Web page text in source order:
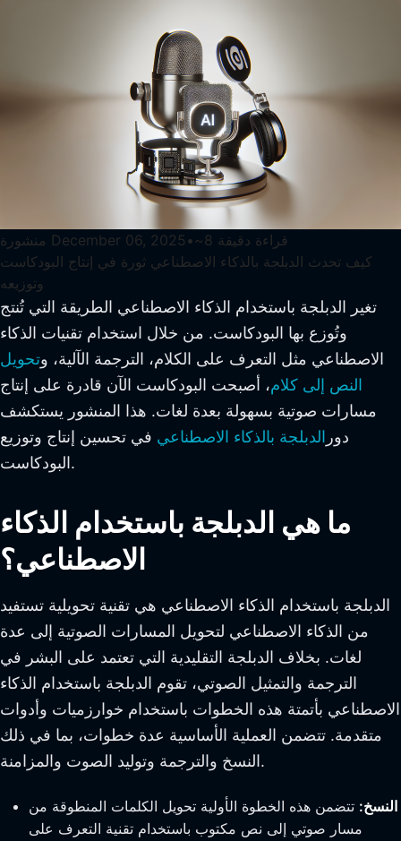
منشورة December 06, 2025 • ~8 قراءة دقيقة
كيف تحدث الدبلجة بالذكاء الاصطناعي ثورة في إنتاج البودكاست
وتوزيعه
تغير الدبلجة باستخدام الذكاء الاصطناعي الطريقة التي تُنتج
وتُوزع بها البودكاست. من خلال استخدام تقنيات الذكاء
الاصطناعي مثل التعرف على الكلام، الترجمة الآلية، وتحويل
النص إلى كلام، أصبحت البودكاست الآن قادرة على إنتاج
مسارات صوتية بسهولة بعدة لغات. هذا المنشور يستكشف
دور الدبلجة بالذكاء الاصطناعي في تحسين إنتاج وتوزيع
البودكاست.
ما هي الدبلجة باستخدام الذكاء
الاصطناعي؟
الدبلجة باستخدام الذكاء الاصطناعي هي تقنية تحويلية تستفيد
من الذكاء الاصطناعي لتحويل المسارات الصوتية إلى عدة
لغات. بخلاف الدبلجة التقليدية التي تعتمد على البشر في
الترجمة والتمثيل الصوتي، تقوم الدبلجة باستخدام الذكاء
الاصطناعي بأتمتة هذه الخطوات باستخدام خوارزميات وأدوات
متقدمة. تتضمن العملية الأساسية عدة خطوات، بما في ذلك
النسخ والترجمة وتوليد الصوت والمزامنة.
النسخ: تتضمن هذه الخطوة الأولية تحويل الكلمات المنطوقة من
مسار صوتي إلى نص مكتوب باستخدام تقنية التعرف على